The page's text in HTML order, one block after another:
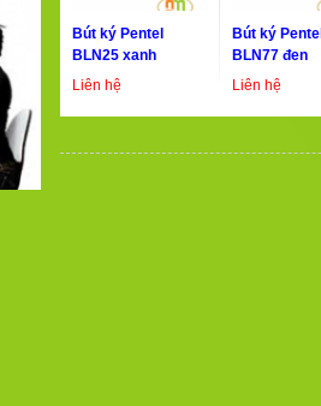
Bút ký Pentel
BLN25 xanh
Liên hệ
Bút ký Pentel
BLN77 đen
Liên hệ